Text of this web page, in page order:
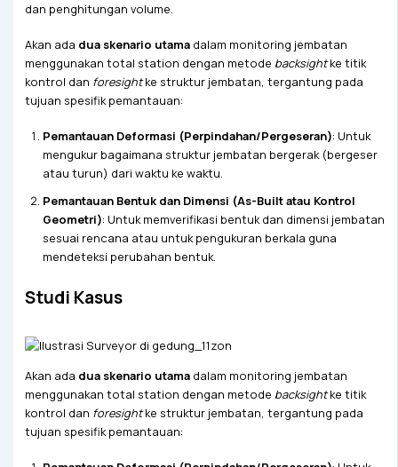
dan penghitungan volume.
Akan ada dua skenario utamadalam monitoring jembatan
menggunakan total station dengan metode backsightke titik
kontrol dan foresightke struktur jembatan, tergantung pada
tujuan spesifik pemantauan:
Pemantauan Deformasi (Perpindahan/Pergeseran): Untuk
mengukur bagaimana struktur jembatan bergerak (bergeser
atau turun) dari waktu ke waktu.
Pemantauan Bentuk dan Dimensi (As-Built atau Kontrol
Geometri): Untuk memverifikasi bentuk dan dimensi jembatan
sesuai rencana atau untuk pengukuran berkala guna
mendeteksi perubahan bentuk.
Studi Kasus
Akan ada dua skenario utamadalam monitoring jembatan
menggunakan total station dengan metode backsightke titik
kontrol dan foresightke struktur jembatan, tergantung pada
tujuan spesifik pemantauan: